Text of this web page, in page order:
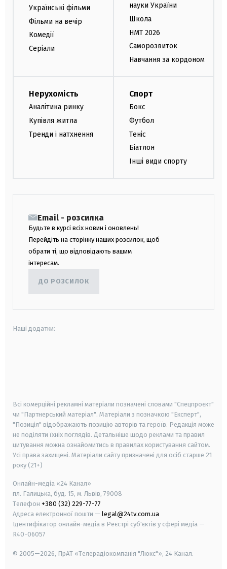
Українські фільми
Фільми на вечір
Комедії
Серіали
науки України
Школа
НМТ 2026
Саморозвиток
Навчання за кордоном
Нерухомість
Аналітика ринку
Купівля житла
Тренди і натхнення
Спорт
Бокс
Футбол
Теніс
Біатлон
Інші види спорту
Email - розсилка
Будьте в курсі всіх новин і оновлень!
Перейдіть на сторінку наших розсилок, щоб
обрати ті, що відповідають вашим
інтересам.
ДО РОЗСИЛОК
Наші додатки:
Всі комерційні рекламні матеріали позначені словами "Спецпроєкт"
чи "Партнерський матеріал". Матеріали з позначкою "Експерт",
"Позиція" відображають позицію авторів та героїв. Редакція може
не поділяти їхніх поглядів. Детальніше щодо реклами та правил
цитування можна ознайомитись в правилах користування сайтом.
Усі права захищені. Матеріали сайту призначені для осіб старше 21
року (21+)
Онлайн-медіа «24 Канал»
пл. Галицька, буд. 15, м. Львів, 79008
Телефон +380 (32) 229-77-77
Адреса електронної пошти — legal@24tv.com.ua
Ідентифікатор онлайн-медіа в Реєстрі суб'єктів у сфері медіа —
R40-06057
© 2005—2026, ПрАТ «Телерадіокомпанія "Люкс"», 24 Канал.